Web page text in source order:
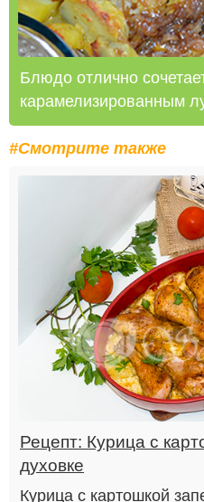
Блюдо отлично
карамелизированным
#Смотрите также
Рецепт: Курица с
духовке
Курица с картошкой